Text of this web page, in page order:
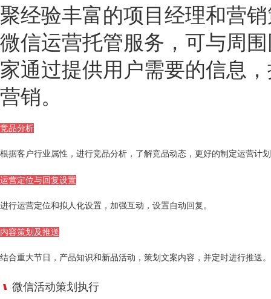
聚经验丰富的项目经理和营
微信运营托管服务，可与周
家通过提供用户需要的信息
营销。
竞品分析
根据客户行业属性，进行竞品分析，了解竞品动态，更好的制定运营计
运营定位与回复设置
进行运营定位和拟人化设置，加强互动，设置自动回复。
内容策划及推送
结合重大节日，产品知识和新品活动，策划文案内容，并定时进行推送。
微信活动策划执行